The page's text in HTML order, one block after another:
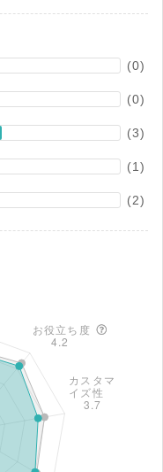
い」といった課
もストレスなく
リプレイス）」
タ移行支援や運用
です。「今のシ
ポートに不満があ
いった課題を持つ
走してスムーズな
(0)
(0)
(3)
(1)
(2)